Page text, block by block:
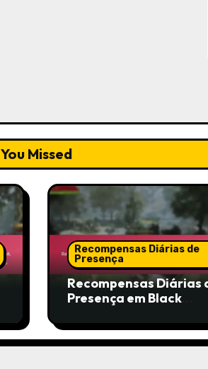
You Missed
Recompensas Diárias de
Presença
Recompensas Diárias
Presença em Black
Mecanismos de
feedback, Inquéritos